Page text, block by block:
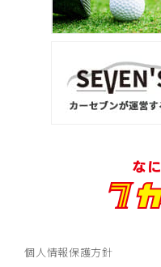
個人情報保護方針